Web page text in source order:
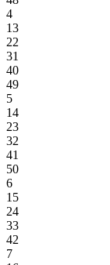
4
13
22
31
40
49
5
14
23
32
41
50
6
15
24
33
42
7